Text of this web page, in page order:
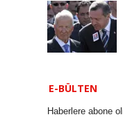
E-BÜLTEN
Haberlere abone